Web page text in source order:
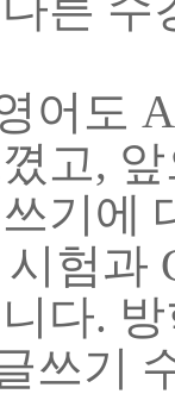
어도
고,
기에
시험과
다.
쓰기